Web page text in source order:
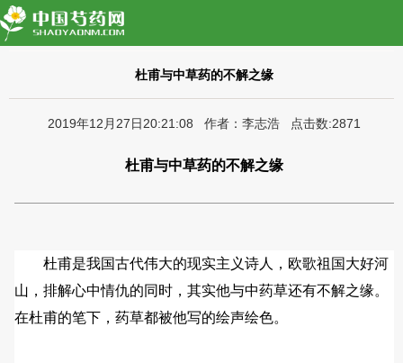
杜甫与中草药的不解之缘
2019年12月27日20:21:08 作者：李志浩 点击数:2871
杜甫与中草药的不解之缘
杜甫是我国古代伟大的现实主义诗人，欧歌祖国大好河
山，排解心中情仇的同时，其实他与中药草还有不解之缘。
在杜甫的笔下，药草都被他写的绘声绘色。